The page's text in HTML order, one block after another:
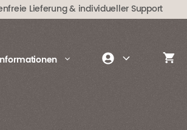
Lieferung& individueller Support
Informationen